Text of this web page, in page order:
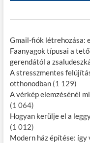
Gmail-fiók létrehozása:
Faanyagok típusai a
gerendától a
A stresszmentes
otthonodban (1 129)
A vérkép elemzésénél
(1 064)
Hogyan kerülje el a
(1 012)
Modern ház építése: így